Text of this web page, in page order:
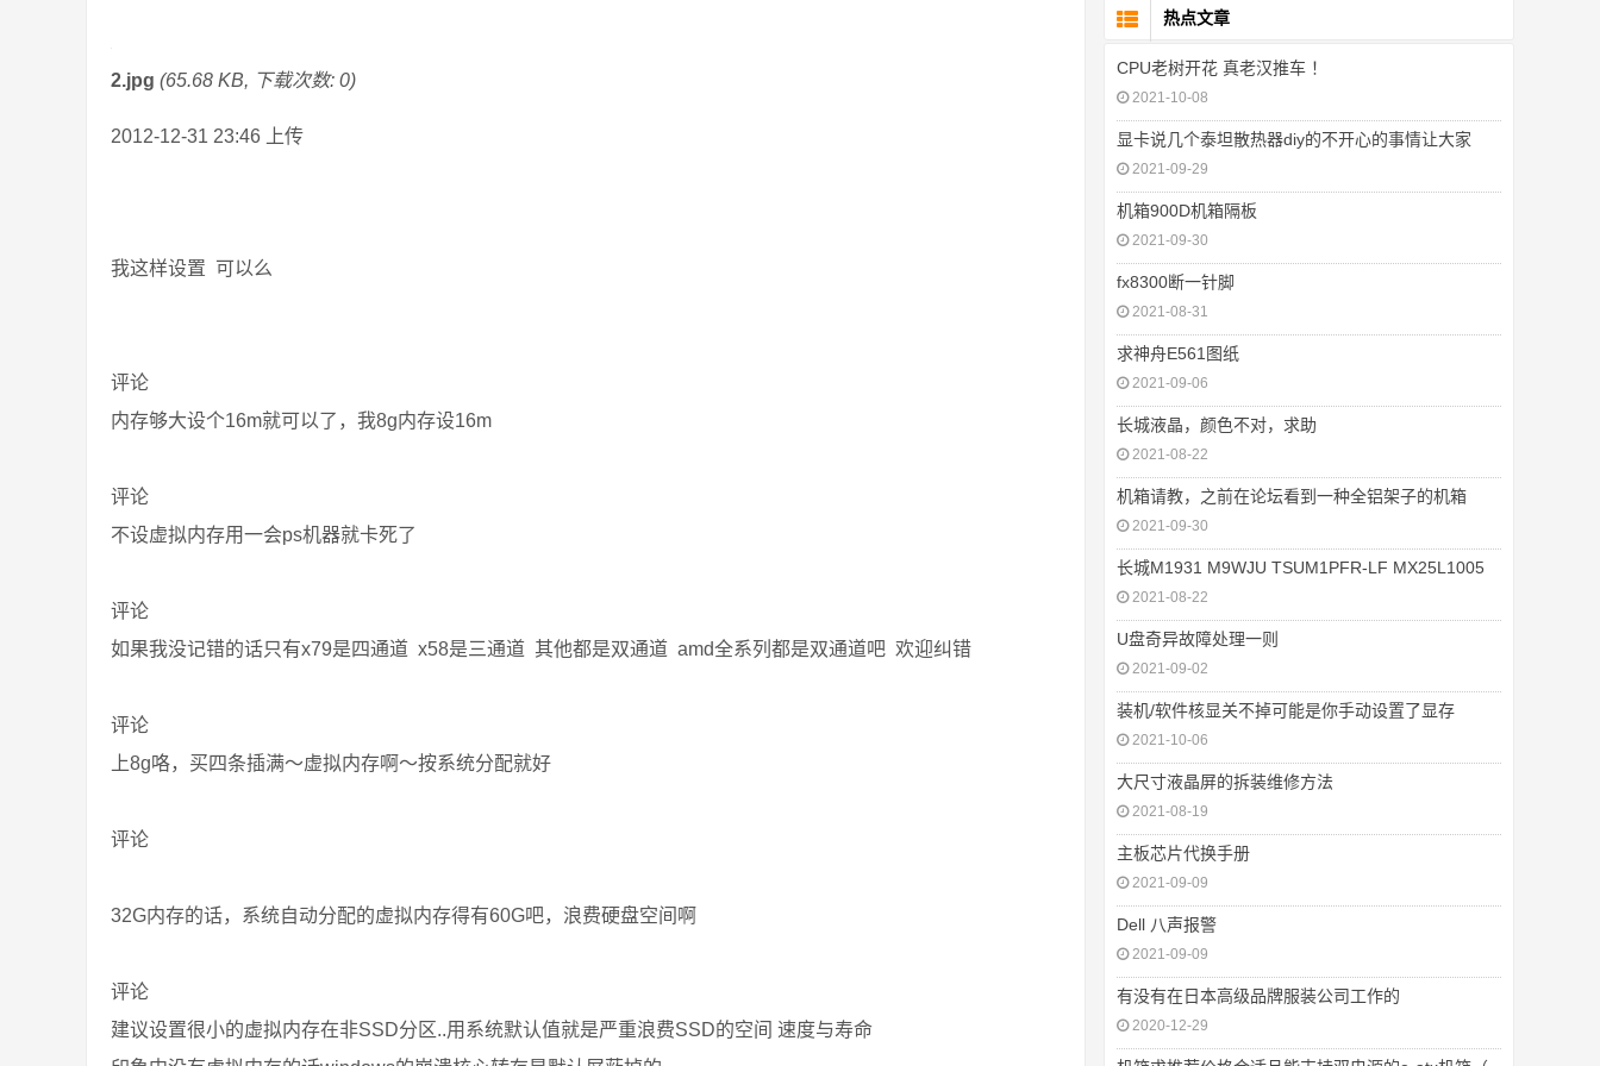
2.jpg (65.68 KB, 下载次数: 0)
2012-12-31 23:46 上传
我这样设置 可以么
评论
内存够大设个16m就可以了，我8g内存设16m
评论
不设虚拟内存用一会ps机器就卡死了
评论
如果我没记错的话只有x79是四通道 x58是三通道 其他都是双通道 amd全系列都是双通道吧 欢迎纠错
评论
上8g咯，买四条插满～虚拟内存啊～按系统分配就好
评论
32G内存的话，系统自动分配的虚拟内存得有60G吧，浪费硬盘空间啊
评论
建议设置很小的虚拟内存在非SSD分区..用系统默认值就是严重浪费SSD的空间 速度与寿命
热点文章
CPU老树开花 真老汉推车 ！
2021-10-08
显卡说几个泰坦散热器diy的不开心的事情让大家
2021-09-29
机箱900D机箱隔板
2021-09-30
fx8300断一针脚
2021-08-31
求神舟E561图纸
2021-09-06
长城液晶，颜色不对，求助
2021-08-22
机箱请教，之前在论坛看到一种全铝架子的机箱
2021-09-30
长城M1931 M9WJU TSUM1PFR-LF MX25L1005
2021-08-22
U盘奇异故障处理一则
2021-09-02
装机/软件核显关不掉可能是你手动设置了显存
2021-10-06
大尺寸液晶屏的拆装维修方法
2021-08-19
主板芯片代换手册
2021-09-09
Dell 八声报警
2021-09-09
有没有在日本高级品牌服装公司工作的
2020-12-29